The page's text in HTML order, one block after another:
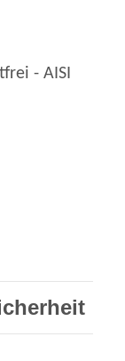
- AISI